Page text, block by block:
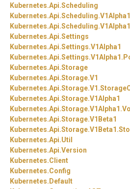
Kubernetes.Api.Scheduling
Kubernetes.Api.Scheduling.V1Alpha1
Kubernetes.Api.Scheduling.
Kubernetes.Api.Settings
Kubernetes.Api.Settings.V1Alpha1
Kubernetes.Api.Settings.V1Alpha1.
Kubernetes.Api.Storage
Kubernetes.Api.Storage.V1
Kubernetes.Api.Storage.V1.
Kubernetes.Api.Storage.V1Alpha1
Kubernetes.Api.Storage.V1Alpha1.
Kubernetes.Api.Storage.V1Beta1
Kubernetes.Api.Storage.V1Beta1.
Kubernetes.Api.Util
Kubernetes.Api.Version
Kubernetes.Client
Kubernetes.Config
Kubernetes. Default